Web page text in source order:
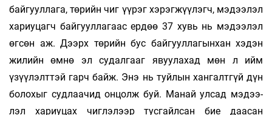
байгууллага, төрийн чиг үүрэг хэрэгжүүлэгч, мэдээлэл
хариуцагч байгууллагаас ердөө 37 хувь нь мэдээлэл
өгсөн аж. Дээрх төрийн бус байгууллагынхан хэдэн
жилийн өмнө эл су­­далгааг явуулахад мөн л ийм
үзүүлэлттэй гарч байж. Энэ нь туйлын хангалтгүй дүн
болохыг судлаачид онцолж буй. Манай улсад мэдээ­
лэл хариуцах чиглэлээр тусгайлсан бие даасан